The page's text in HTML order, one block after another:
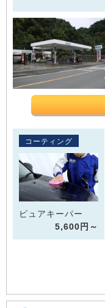
コーティング
ピュアキーパー
5,600円～